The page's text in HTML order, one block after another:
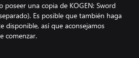
poseer una copia de KOGEN: Sword
Es posible que también haga
disponible, así que aconsejamos
comenzar.